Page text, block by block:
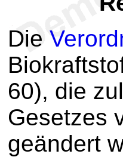
Die
60), die
Gesetzes
geändert